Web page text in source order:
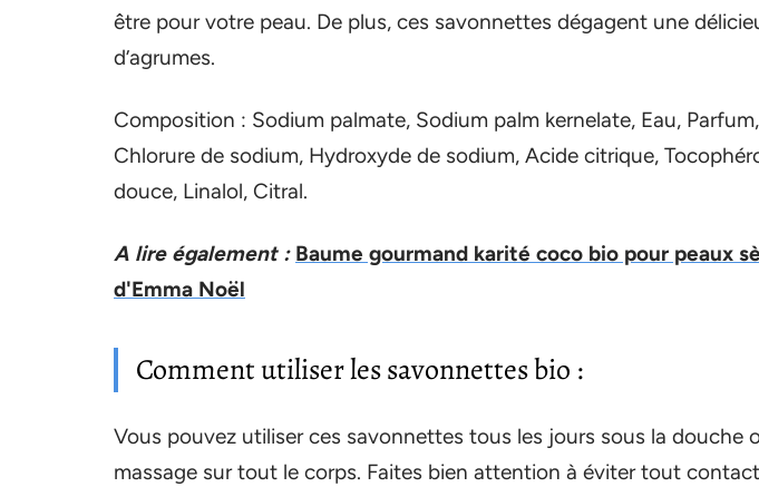
être pour votre peau. De plus, ces savonnettes dégagent une
d’agrumes.
Composition : Sodium palmate, Sodium palm kernelate, Eau,
Chlorure de sodium, Hydroxyde de sodium, Acide citrique,
douce, Linalol, Citral.
A lire également : Baume gourmand karité coco bio pour peaux
d'Emma Noël
Comment utiliser les savonnettes bio :
Vous pouvez utiliser ces savonnettes tous les jours sous la douche
massage sur tout le corps. Faites bien attention à éviter tout